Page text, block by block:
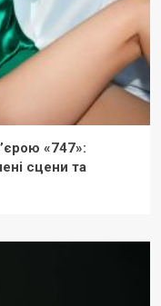
«747»:
сцени та